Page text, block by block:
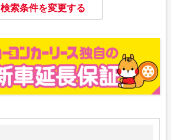
検索条件を変更する